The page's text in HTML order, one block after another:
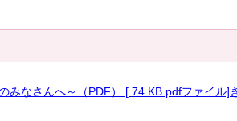
みなさんへ～（PDF） [ 74 KB pdfファイル]